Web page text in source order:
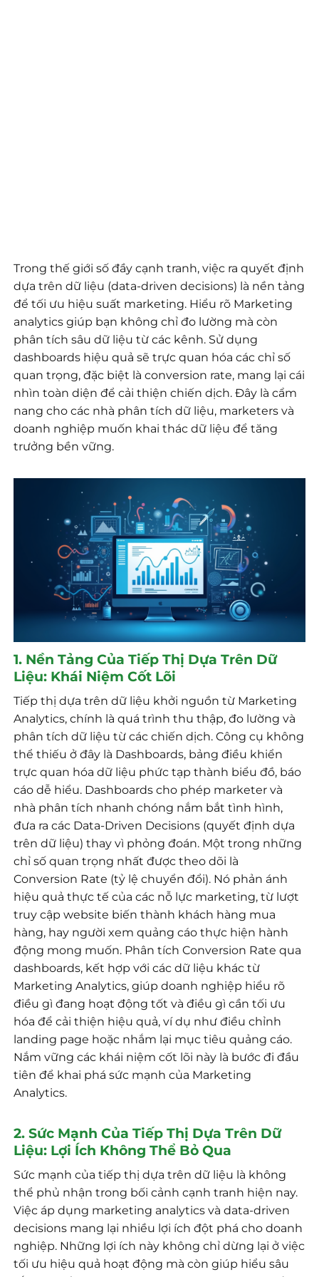
Trong thế giới số đầy cạnh tranh, việc ra quyết định
dựa trên dữ liệu (data-driven decisions) là nền tảng
để tối ưu hiệu suất marketing. Hiểu rõ Marketing
analytics giúp bạn không chỉ đo lường mà còn
phân tích sâu dữ liệu từ các kênh. Sử dụng
dashboards hiệu quả sẽ trực quan hóa các chỉ số
quan trọng, đặc biệt là conversion rate, mang lại cái
nhìn toàn diện để cải thiện chiến dịch. Đây là cẩm
nang cho các nhà phân tích dữ liệu, marketers và
doanh nghiệp muốn khai thác dữ liệu để tăng
trưởng bền vững.
1. Nền Tảng Của Tiếp Thị Dựa Trên Dữ
Liệu: Khái Niệm Cốt Lõi
Tiếp thị dựa trên dữ liệu khởi nguồn từ Marketing
Analytics, chính là quá trình thu thập, đo lường và
phân tích dữ liệu từ các chiến dịch. Công cụ không
thể thiếu ở đây là Dashboards, bảng điều khiển
trực quan hóa dữ liệu phức tạp thành biểu đồ, báo
cáo dễ hiểu. Dashboards cho phép marketer và
nhà phân tích nhanh chóng nắm bắt tình hình,
đưa ra các Data-Driven Decisions (quyết định dựa
trên dữ liệu) thay vì phỏng đoán. Một trong những
chỉ số quan trọng nhất được theo dõi là
Conversion Rate (tỷ lệ chuyển đổi). Nó phản ánh
hiệu quả thực tế của các nỗ lực marketing, từ lượt
truy cập website biến thành khách hàng mua
hàng, hay người xem quảng cáo thực hiện hành
động mong muốn. Phân tích Conversion Rate qua
dashboards, kết hợp với các dữ liệu khác từ
Marketing Analytics, giúp doanh nghiệp hiểu rõ
điều gì đang hoạt động tốt và điều gì cần tối ưu
hóa để cải thiện hiệu quả, ví dụ như điều chỉnh
landing page hoặc nhắm lại mục tiêu quảng cáo.
Nắm vững các khái niệm cốt lõi này là bước đi đầu
tiên để khai phá sức mạnh của Marketing
Analytics.
2. Sức Mạnh Của Tiếp Thị Dựa Trên Dữ
Liệu: Lợi Ích Không Thể Bỏ Qua
Sức mạnh của tiếp thị dựa trên dữ liệu là không
thể phủ nhận trong bối cảnh cạnh tranh hiện nay.
Việc áp dụng marketing analytics và data-driven
decisions mang lại nhiều lợi ích đột phá cho doanh
nghiệp. Những lợi ích này không chỉ dừng lại ở việc
tối ưu hiệu quả hoạt động mà còn giúp hiểu sâu